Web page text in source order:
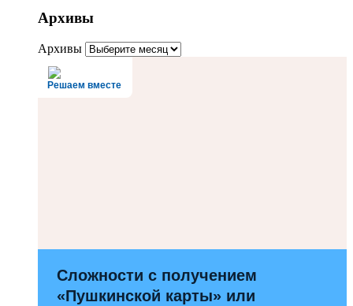
Архивы
Архивы
Решаем вместе
Сложности с получением
«Пушкинской карты» или